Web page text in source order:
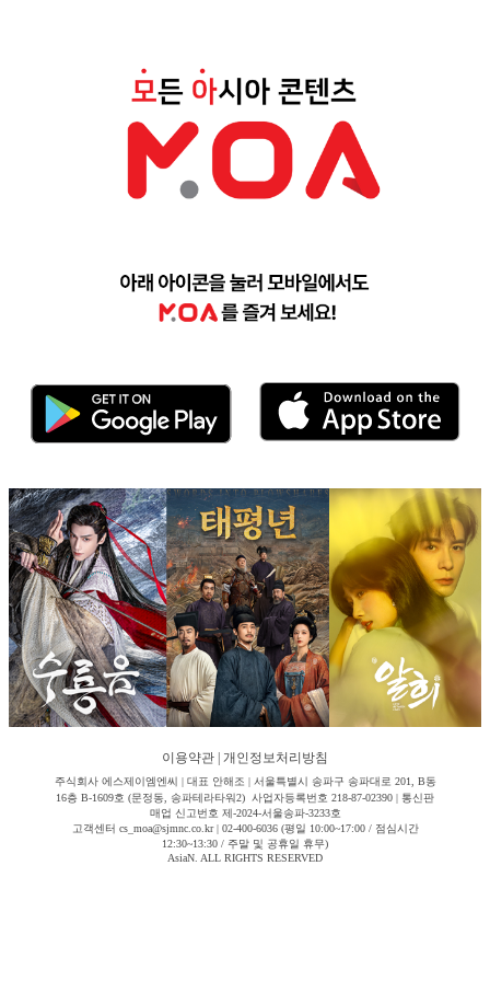
이용약관 개인정보처리방침
주식회사 에스제이엠엔씨 | 대표 안해조 | 서울특별시 송파구 송파대로 201, B동
16층 B-1609호 (문정동, 송파테라타워2) 사업자등록번호 218-87-02390 | 통신판
매업 신고번호 제-2024-서울송파-3233호
고객센터 cs_moa@sjmnc.co.kr | 02-400-6036 (평일 10:00~17:00 / 점심시간
12:30~13:30 / 주말 및 공휴일 휴무)
AsiaN. ALL RIGHTS RESERVED